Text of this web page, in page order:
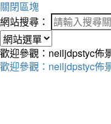
關閉區塊
網站搜尋：
歡迎參觀：neiljdpstyc佈
歡迎參觀：neiljdpstyc佈